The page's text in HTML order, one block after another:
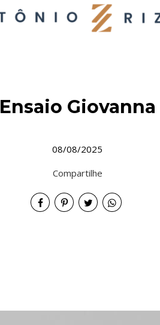
Ensaio Giovanna
08/08/2025
Compartilhe